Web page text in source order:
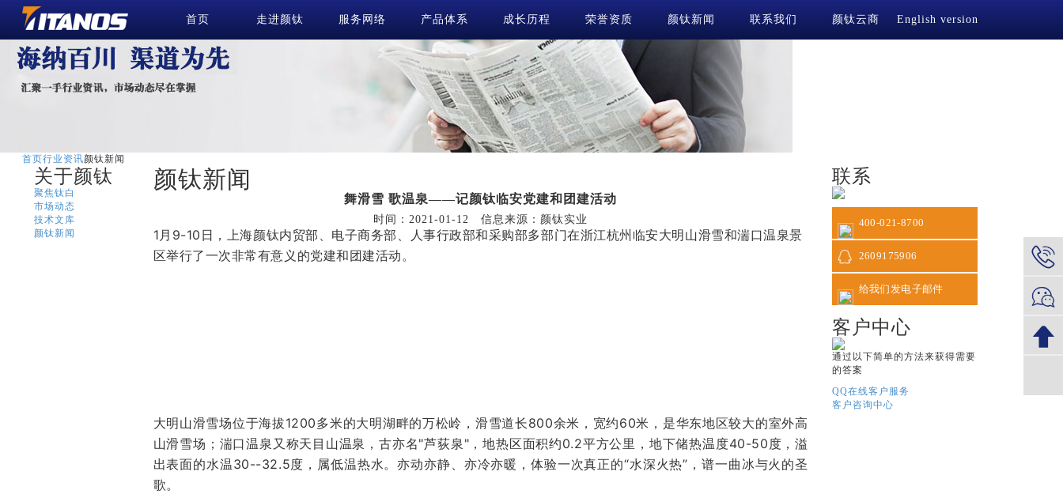
首页 走进颜钛 服务网络 产品体系 成长历程 荣誉资质 颜钛新闻 联系我们 颜钛云商 English version
首页行业资讯颜钛新闻
关于颜钛
聚焦钛白
市场动态
技术文库
颜钛新闻
颜钛新闻
舞滑雪 歌温泉——记颜钛临安党建和团建活动
时间：2021-01-12 信息来源：颜钛实业
1月9-10日，上海颜钛内贸部、电子商务部、人事行政部和采购部多部门在浙江杭州临安大明山滑雪和湍口温泉景
区举行了一次非常有意义的党建和团建活动。
大明山滑雪场位于海拔1200多米的大明湖畔的万松岭，滑雪道长800余米，宽约60米，是华东地区较大的室外高
山滑雪场；湍口温泉又称天目山温泉，古亦名"芦荻泉"，地热区面积约0.2平方公里，地下储热温度40-50度，溢
出表面的水温30--32.5度，属低温热水。亦动亦静、亦冷亦暖，体验一次真正的“水深火热”，谱一曲冰与火的圣
歌。
联系
400-021-8700
2609175906
给我们发电子邮件
客户中心
通过以下简单的方法来获得需要
的答案
QQ在线客户服务
客户咨询中心